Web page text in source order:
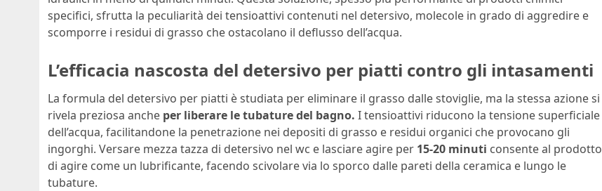
specifici, sfrutta la peculiarità dei tensioattivi contenuti nel detersivo, molecole in grado di aggredire e
scomporre i residui di grasso che ostacolano il deflusso dell’acqua.
L’efficacia nascosta del detersivo per piatti contro gli intasamenti
La formula del detersivo per piatti è studiata per eliminare il grasso dalle stoviglie, ma la stessa azione si
rivela preziosa anche per liberare le tubature del bagno. I tensioattivi riducono la tensione superficiale
dell’acqua, facilitandone la penetrazione nei depositi di grasso e residui organici che provocano gli
ingorghi. Versare mezza tazza di detersivo nel wc e lasciare agire per 15-20 minuti consente al prodotto
di agire come un lubrificante, facendo scivolare via lo sporco dalle pareti della ceramica e lungo le
tubature.